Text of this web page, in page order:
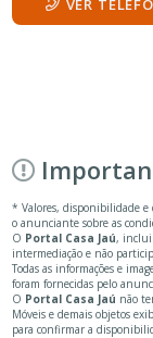
* Valores, disponibilidade e
o anunciante sobre as
O Portal Casa Jaú,
intermediação e não
Todas as informações e
foram fornecidas pelo
O Portal Casa Jaú não
Móveis e demais objetos
para confirmar a